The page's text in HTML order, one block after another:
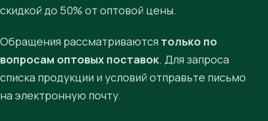
скидкой до 50% от оптовой цены.
Обращения рассматриваются только по
вопросам оптовых поставок. Для запроса
списка продукции и условий отправьте письмо
на электронную почту.